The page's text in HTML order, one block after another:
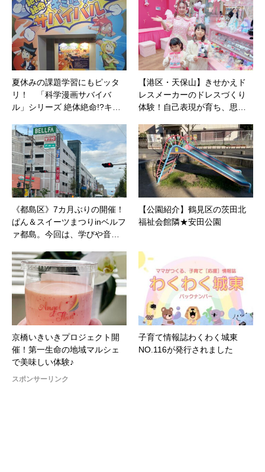
夏休みの課題学習にもピッタ
リ！ 「科学漫画サバイバ
ル」シリーズ 絶体絶命!?キ…
【港区・天保山】きせかえド
レスメーカーのドレスづくり
体験！自己表現が育ち、思…
《都島区》7カ月ぶりの開催！
ぱん＆スイーツまつりinベルフ
ァ都島。今回は、学びや音…
【公園紹介】鶴見区の茨田北
福祉会館隣★安田公園
京橋いきいきプロジェクト開
催！第一生命の地域マルシェ
で美味しい体験♪
子育て情報誌わくわく城東
NO.116が発行されました
スポンサーリンク